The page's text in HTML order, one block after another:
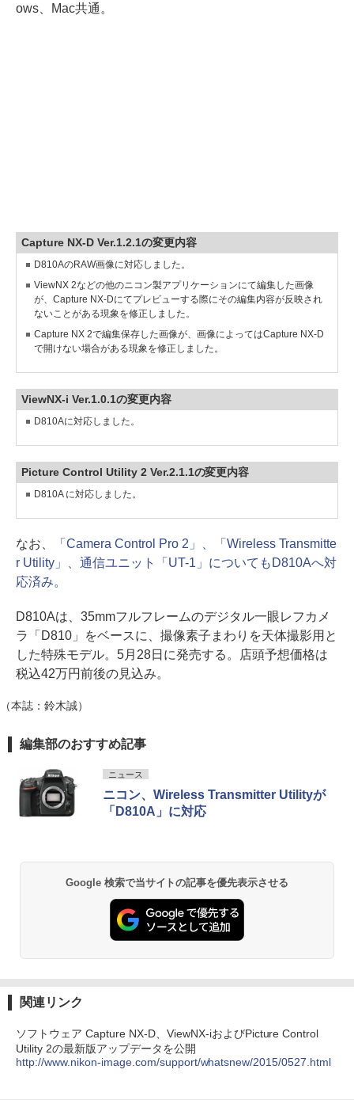
ows、Mac共通。
Capture NX-D Ver.1.2.1の変更内容
D810AのRAW画像に対応しました。
ViewNX 2などの他のニコン製アプリケーションにて編集した画像
が、Capture NX-Dにてプレビューする際にその編集内容が反映され
ないことがある現象を修正しました。
Capture NX 2で編集保存した画像が、画像によってはCapture NX-D
で開けない場合がある現象を修正しました。
ViewNX-i Ver.1.0.1の変更内容
D810Aに対応しました。
Picture Control Utility 2 Ver.2.1.1の変更内容
D810A に対応しました。
なお、
「Camera Control Pro 2」、「Wireless Transmitte
r Utility」、通信ユニット「UT-1」についてもD810Aへ対
応済み。
D810Aは、35mmフルフレームのデジタル一眼レフカメ
ラ「D810」をベースに、撮像素子まわりを天体撮影用と
した特殊モデル。5月28日に発売する。店頭予想価格は
税込42万円前後の見込み。
（本誌：鈴木誠）
編集部のおすすめ記事
ニュース
ニコン、Wireless Transmitter Utilityが
「D810A」に対応
Google 検索で当サイトの記事を優先表示させる
関連リンク
ソフトウェア Capture NX-D、ViewNX-iおよびPicture Control
Utility 2の最新版アップデータを公開
http://www.nikon-image.com/support/whatsnew/2015/0527.html